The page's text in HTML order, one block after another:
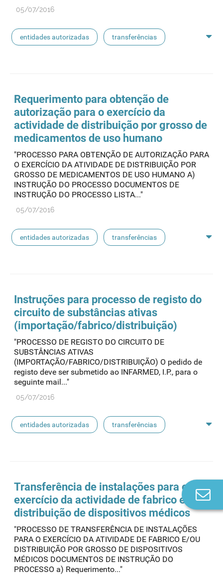
05/07/2016
entidades autorizadas transferências
Requerimento para obtenção de
autorização para o exercício da
actividade de distribuição por grosso de
medicamentos de uso humano
"PROCESSO PARA OBTENÇÃO DE AUTORIZAÇÃO PARA
O EXERCÍCIO DA ATIVIDADE DE DISTRIBUIÇÃO POR
GROSSO DE MEDICAMENTOS DE USO HUMANO A)
INSTRUÇÃO DO PROCESSO DOCUMENTOS DE
INSTRUÇÃO DO PROCESSO LISTA..."
05/07/2016
entidades autorizadas transferências
Instruções para processo de registo do
circuito de substâncias ativas
(importação/fabrico/distribuição)
"PROCESSO DE REGISTO DO CIRCUITO DE
SUBSTÂNCIAS ATIVAS
(IMPORTAÇÃO/FABRICO/DISTRIBUIÇÃO) O pedido de
registo deve ser submetido ao INFARMED, I.P., para o
seguinte mail..."
05/07/2016
entidades autorizadas transferências
Transferência de instalações para o
exercício da actividade de fabrico e/ou
distribuição de dispositivos médicos
"PROCESSO DE TRANSFERÊNCIA DE INSTALAÇÕES
PARA O EXERCÍCIO DA ATIVIDADE DE FABRICO E/OU
DISTRIBUIÇÃO POR GROSSO DE DISPOSITIVOS
MÉDICOS DOCUMENTOS DE INSTRUÇÃO DO
PROCESSO a) Requerimento..."